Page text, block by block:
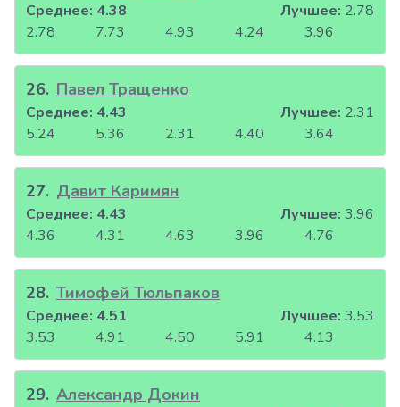
2.78 7.73 4.93 4.24 3.96
Среднее: 4.38 Лучшее: 2.78
26. Павел Тращенко
5.24 5.36 2.31 4.40 3.64
Среднее: 4.43 Лучшее: 2.31
27. Давит Каримян
4.36 4.31 4.63 3.96 4.76
Среднее: 4.43 Лучшее: 3.96
28. Тимофей Тюльпаков
3.53 4.91 4.50 5.91 4.13
Среднее: 4.51 Лучшее: 3.53
29. Александр Докин